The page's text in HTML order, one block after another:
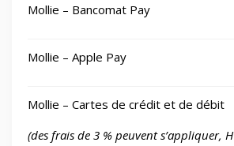
Mollie – Bancomat Pay
Mollie – Apple Pay
Mollie – Cartes de crédit et de débit
(des frais de 3 % peuvent s’appliquer,